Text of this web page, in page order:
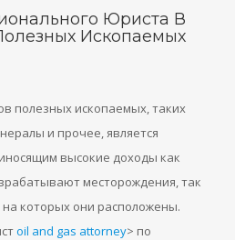
Юриста В
Ископаемых
полезных ископаемых, таких
и прочее, является
высокие доходы как
месторождения, так
которых они расположены.
oil and gas attorney> по